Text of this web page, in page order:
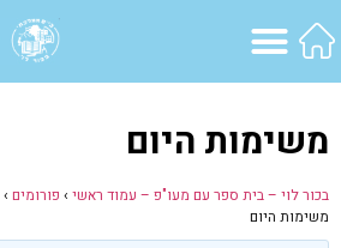
משימות היום
בכור לוי – בית ספר עם מעו"פ – עמוד ראשי › פורומים ›
משימות היום